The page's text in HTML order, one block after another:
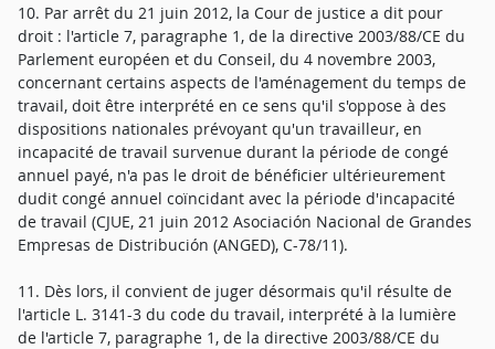
10. Par arrêt du 21 juin 2012, la Cour de justice a dit pour
droit : l'article 7, paragraphe 1, de la directive 2003/88/CE du
Parlement européen et du Conseil, du 4 novembre 2003,
concernant certains aspects de l'aménagement du temps de
travail, doit être interprété en ce sens qu'il s'oppose à des
dispositions nationales prévoyant qu'un travailleur, en
incapacité de travail survenue durant la période de congé
annuel payé, n'a pas le droit de bénéficier ultérieurement
dudit congé annuel coïncidant avec la période d'incapacité
de travail (CJUE, 21 juin 2012 Asociación Nacional de Grandes
Empresas de Distribución (ANGED), C-78/11).
11. Dès lors, il convient de juger désormais qu'il résulte de
l'article L. 3141-3 du code du travail, interprété à la lumière
de l'article 7, paragraphe 1, de la directive 2003/88/CE du